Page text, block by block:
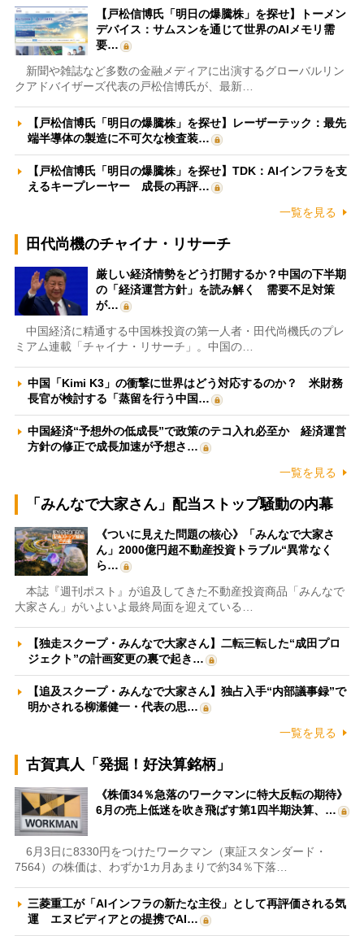
【戸松信博氏「明日の爆騰株」を探せ】トーメン
デバイス：サムスンを通じて世界のAIメモリ需
要…
新聞や雑誌など多数の金融メディアに出演するグローバルリン
クアドバイザーズ代表の戸松信博氏が、最新…
【戸松信博氏「明日の爆騰株」を探せ】レーザーテック：最先
端半導体の製造に不可欠な検査装…
【戸松信博氏「明日の爆騰株」を探せ】TDK：AIインフラを支
えるキープレーヤー 成長の再評…
一覧を見る
田代尚機のチャイナ・リサーチ
厳しい経済情勢をどう打開するか？中国の下半期
の「経済運営方針」を読み解く 需要不足対策
が…
中国経済に精通する中国株投資の第一人者・田代尚機氏のプレ
ミアム連載「チャイナ・リサーチ」。中国の…
中国「Kimi K3」の衝撃に世界はどう対応するのか？ 米財務
長官が検討する「蒸留を行う中国…
中国経済“予想外の低成長”で政策のテコ入れ必至か 経済運営
方針の修正で成長加速が予想さ…
一覧を見る
「みんなで大家さん」配当ストップ騒動の内幕
《ついに見えた問題の核心》「みんなで大家さ
ん」2000億円超不動産投資トラブル“異常なく
ら…
本誌『週刊ポスト』が追及してきた不動産投資商品「みんなで
大家さん」がいよいよ最終局面を迎えている…
【独走スクープ・みんなで大家さん】二転三転した“成田プロ
ジェクト”の計画変更の裏で起き…
【追及スクープ・みんなで大家さん】独占入手“内部議事録”で
明かされる柳瀬健一・代表の思…
一覧を見る
古賀真人「発掘！好決算銘柄」
《株価34％急落のワークマンに特大反転の期待》
6月の売上低迷を吹き飛ばす第1四半期決算、…
6月3日に8330円をつけたワークマン（東証スタンダード・
7564）の株価は、わずか1カ月あまりで約34％下落…
三菱重工が「AIインフラの新たな主役」として再評価される気
運 エヌビディアとの提携でAI…